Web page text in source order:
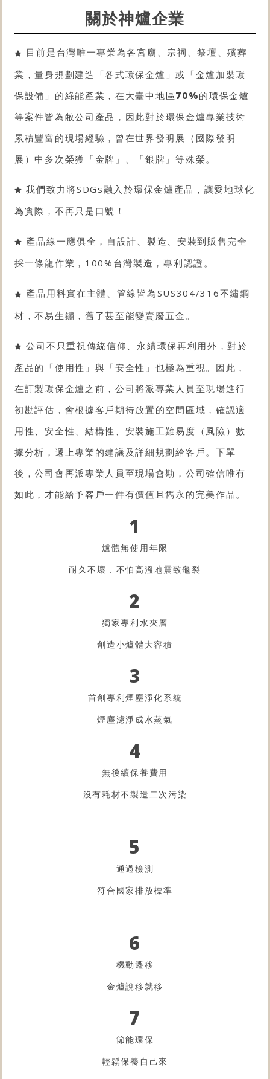
關於神爐企業
目前是台灣唯一專業為各宮廟、宗祠、祭壇、殯葬
業，量身規劃建造「各式環保金爐 」或「金爐 加裝環
保設備 」的綠能產業，在大臺中地區70%的環保金爐
等案件皆為敝公司產品，因此對於環保金爐專業技術
累積豐富的現場經驗，曾在世界發明展（國際發明
展）中多次榮獲「金牌」、「銀牌」等殊榮。
我們致力將SDGs融入於環保金爐產品，讓愛地球化
為實際，不再只是口號！
產品線一應俱全，自設計、製造、安裝到販售完全
採一條龍作業，100%台灣製造，專利認證。
產品用料實在主體、管線皆為SUS304/316不鏽鋼
材，不易生鏽，舊了甚至能變賣廢五金。
公司不只重視傳統信仰、永續環保再利用外，對於
產品的「使用性」與「安全性」也極為重視。因此，
在訂製環保金爐之前，公司將派專業人員至現場進行
初勘評估，會根據客戶期待放置的空間區域，確認適
用性、安全性、結構性、安裝施工難易度（風險）數
據分析，遞上專業的建議及詳細規劃給客戶。下單
後，公司會再派專業人員至現場會勘，公司確信唯有
如此，才能給予客戶一件有價值且雋永的完美作品。
1
爐體無使用年限
耐久不壞．不怕高溫地震致龜裂
2
獨家專利水夾層
創造小爐體大容積
3
首創專利煙塵淨化系統
煙塵濾淨成水蒸氣
4
無後續保養費用
沒有耗材不製造二次污染
5
通過檢測
符合國家排放標準
6
機動遷移
金爐說移就移
7
節能環保
輕鬆保養自己來